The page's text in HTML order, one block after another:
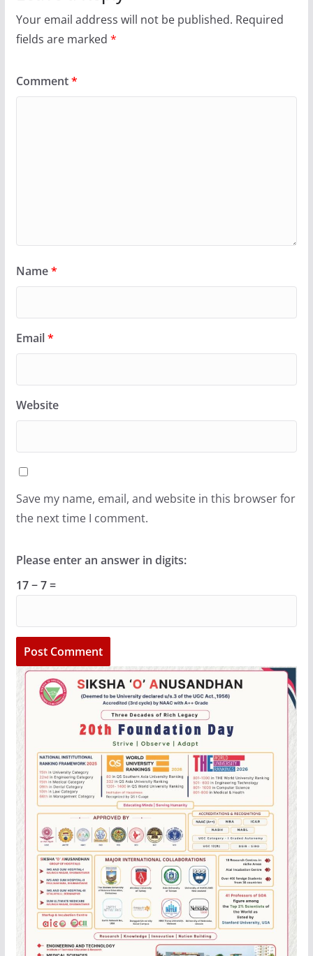
Your email address will not be published. Required
fields are marked *
Comment*
Name*
Email*
Website
Save my name, email, and website in this browser for
the next time I comment.
Please enter an answer in digits:
17 − 7 =